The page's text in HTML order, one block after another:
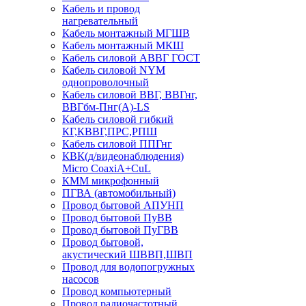
Кабель и провод
нагревательный
Кабель монтажный МГШВ
Кабель монтажный МКШ
Кабель силовой АВВГ ГОСТ
Кабель силовой NYM
однопроволочный
Кабель силовой ВВГ, ВВГнг,
ВВГбм-Пнг(А)-LS
Кабель силовой гибкий
КГ,КВВГ,ПРС,РПШ
Кабель силовой ППГнг
КВК(д/видеонаблюдения)
Micro CoaxiA+CuL
КММ микрофонный
ПГВА (автомобильный)
Провод бытовой АПУНП
Провод бытовой ПуВВ
Провод бытовой ПуГВВ
Провод бытовой,
акустический ШВВП,ШВП
Провод для водопогружных
насосов
Провод компьютерный